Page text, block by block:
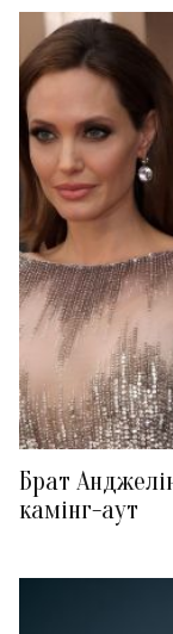
Брат
камінг-аут